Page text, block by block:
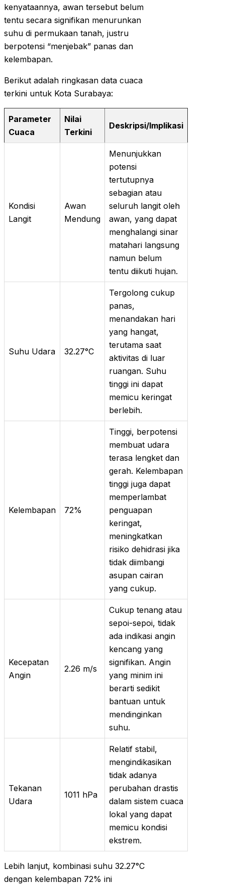
kenyataannya, awan tersebut belum
tentu secara signifikan menurunkan
suhu di permukaan tanah, justru
berpotensi “menjebak” panas dan
kelembapan.
Berikut adalah ringkasan data cuaca
terkini untuk Kota Surabaya:
Parameter
Cuaca
Nilai
Terkini
Deskripsi/Implikasi
Kondisi
Langit
Awan
Mendung
Menunjukkan
potensi
tertutupnya
sebagian atau
seluruh langit oleh
awan, yang dapat
menghalangi sinar
matahari langsung
namun belum
tentu diikuti hujan.
Suhu Udara 32.27°C
Tergolong cukup
panas,
menandakan hari
yang hangat,
terutama saat
aktivitas di luar
ruangan. Suhu
tinggi ini dapat
memicu keringat
berlebih.
Kelembapan 72%
Tinggi, berpotensi
membuat udara
terasa lengket dan
gerah. Kelembapan
tinggi juga dapat
memperlambat
penguapan
keringat,
meningkatkan
risiko dehidrasi jika
tidak diimbangi
asupan cairan
yang cukup.
Kecepatan
Angin
2.26 m/s
Cukup tenang atau
sepoi-sepoi, tidak
ada indikasi angin
kencang yang
signifikan. Angin
yang minim ini
berarti sedikit
bantuan untuk
mendinginkan
suhu.
Tekanan
Udara
1011 hPa
Relatif stabil,
mengindikasikan
tidak adanya
perubahan drastis
dalam sistem cuaca
lokal yang dapat
memicu kondisi
ekstrem.
Lebih lanjut, kombinasi suhu 32.27°C
dengan kelembapan 72% ini